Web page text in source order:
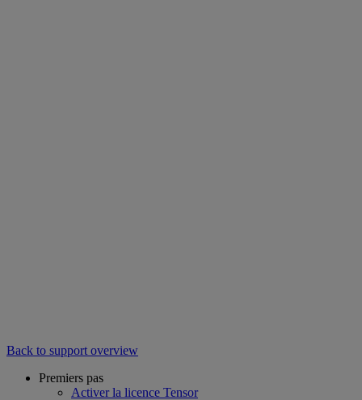
Back to support overview
Premiers pas
Activer la licence Tensor